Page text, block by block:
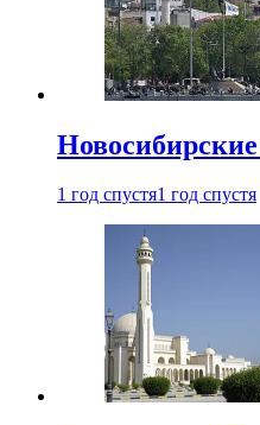
1 год спустя1 год спустя